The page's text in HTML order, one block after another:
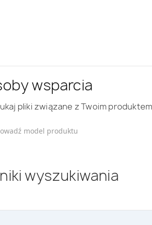
wsparcia
pliki związane z Twoim
wyszukiwania